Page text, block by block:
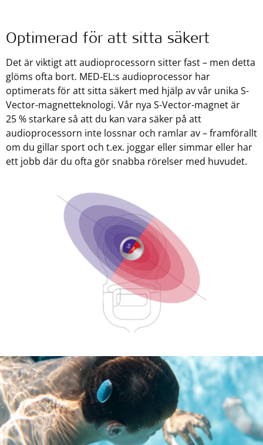
Optimerad för att sitta säkert
Det är viktigt att audioprocessorn sitter fast – men detta
glöms ofta bort. MED‑EL:s audioprocessor har
optimerats för att sitta säkert med hjälp av vår unika S-
Vector-magnetteknologi. Vår nya S-Vector-magnet är
25 % starkare så att du kan vara säker på att
audioprocessorn inte lossnar och ramlar av – framförallt
om du gillar sport och t.ex. joggar eller simmar eller har
ett jobb där du ofta gör snabba rörelser med huvudet.